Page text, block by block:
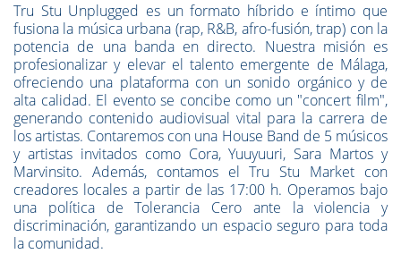
Tru Stu Unplugged es un formato híbrido e íntimo que
fusiona la música urbana (rap, R&B, afro-fusión, trap) con la
potencia de una banda en directo. Nuestra misión es
profesionalizar y elevar el talento emergente de Málaga,
ofreciendo una plataforma con un sonido orgánico y de
alta calidad. El evento se concibe como un "concert film",
generando contenido audiovisual vital para la carrera de
los artistas. Contaremos con una House Band de 5 músicos
y artistas invitados como Cora, Yuuyuuri, Sara Martos y
Marvinsito. Además, contamos el Tru Stu Market con
creadores locales a partir de las 17:00 h. Operamos bajo
una política de Tolerancia Cero ante la violencia y
discriminación, garantizando un espacio seguro para toda
la comunidad.